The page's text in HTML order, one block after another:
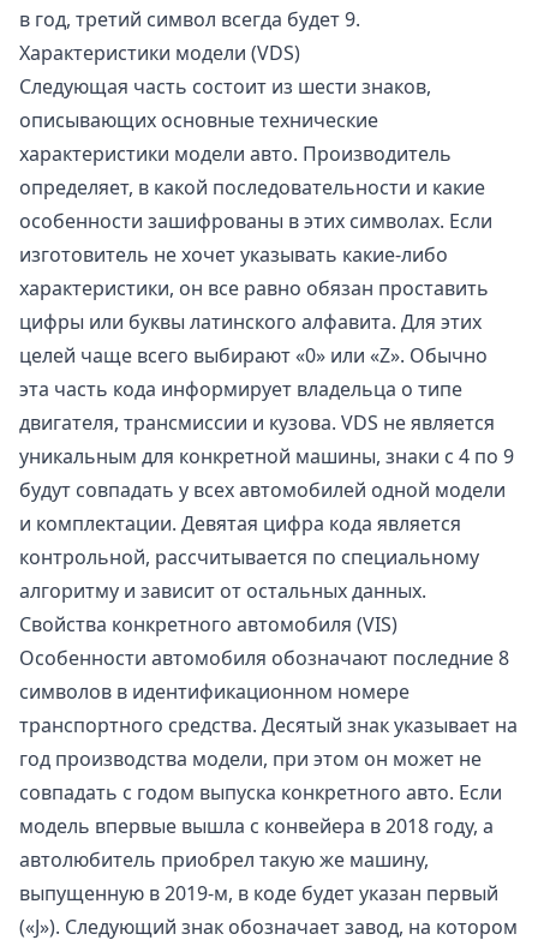
в год, третий символ всегда будет 9.
Характеристики модели (VDS)
Следующая часть состоит из шести знаков,
описывающих основные технические
характеристики модели авто. Производитель
определяет, в какой последовательности и какие
особенности зашифрованы в этих символах. Если
изготовитель не хочет указывать какие-либо
характеристики, он все равно обязан проставить
цифры или буквы латинского алфавита. Для этих
целей чаще всего выбирают «0» или «Z». Обычно
эта часть кода информирует владельца о типе
двигателя, трансмиссии и кузова. VDS не является
уникальным для конкретной машины, знаки с 4 по 9
будут совпадать у всех автомобилей одной модели
и комплектации. Девятая цифра кода является
контрольной, рассчитывается по специальному
алгоритму и зависит от остальных данных.
Свойства конкретного автомобиля (VIS)
Особенности автомобиля обозначают последние 8
символов в идентификационном номере
транспортного средства. Десятый знак указывает на
год производства модели, при этом он может не
совпадать с годом выпуска конкретного авто. Если
модель впервые вышла с конвейера в 2018 году, а
автолюбитель приобрел такую же машину,
выпущенную в 2019-м, в коде будет указан первый
(«J»). Следующий знак обозначает завод, на котором